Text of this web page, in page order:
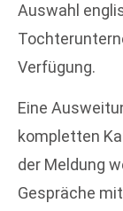
Auswahl
Verfügung.
Eine
kompletten
der Meldung
Gespräche